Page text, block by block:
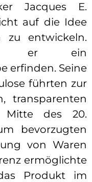
Jacques E.
auf die Idee
zu entwickeln.
er ein
erfinden. Seine
führten zur
transparenten
Mitte des 20.
bevorzugten
von Waren
ermöglichte
Produkt im